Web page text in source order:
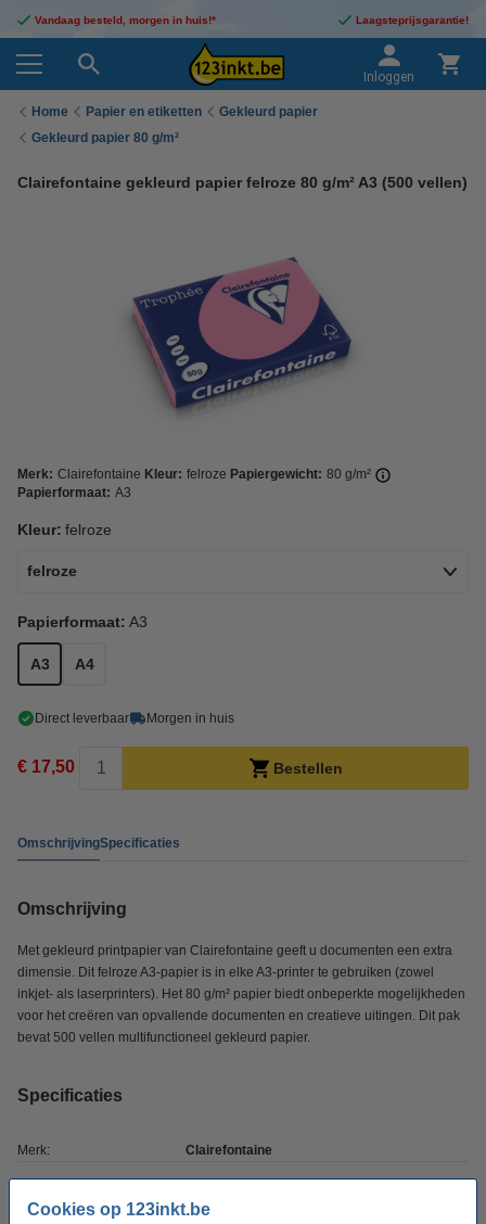
Cookies op 123inkt.be
Vandaag besteld, morgen in huis!* Laagsteprijsgarantie!
Inloggen
Home Papier en etiketten
Gekleurd papier
Gekleurd papier 80 g/m²
Clairefontaine gekleurd papier felroze 80 g/m² A3 (500 vellen)
Merk: Clairefontaine Kleur: felroze Papiergewicht: 80 g/m²
Papierformaat: A3
Kleur: felroze
felroze
Papierformaat: A3
A3 A4
Direct leverbaar Morgen in huis
€ 17,50 Bestellen
OmschrijvingSpecificaties
Omschrijving
Met gekleurd printpapier van Clairefontaine geeft u documenten een extra
dimensie. Dit felroze A3-papier is in elke A3-printer te gebruiken (zowel
inkjet- als laserprinters). Het 80 g/m² papier biedt onbeperkte mogelijkheden
voor het creëren van opvallende documenten en creatieve uitingen. Dit pak
bevat 500 vellen multifunctioneel gekleurd papier.
Specificaties
Merk: Clairefontaine